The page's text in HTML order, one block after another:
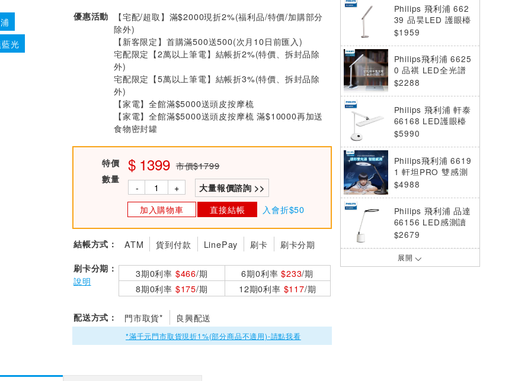
光
優惠活動
【宅配/超取】滿$2000現折2%(福利品/特價/加購部分
除外)
【新客限定】首購滿500送500(次月10日前匯入)
宅配限定【2萬以上筆電】結帳折2%(特價、拆封品除
外)
宅配限定【5萬以上筆電】結帳折3%(特價、拆封品除
外)
【家電】全館滿$5000送頭皮按摩梳
【家電】全館滿$5000送頭皮按摩梳 滿$10000再加送
食物密封罐
特價 1399 市價$1799
數量
- + 大量報價諮詢 >>
加入購物車 直接結帳 入會折$50
結帳方式： ATM 貨到付款 LinePay 刷卡 刷卡分期
刷卡分期：
說明
3期0利率 $466/期 6期0利率$233/期
8期0利率 $175/期 12期0利率 $117/期
配送方式： 門市取貨* 良興配送
*滿千元門市取貨現折1%(部分商品不適用)-請點我看
高雄鳳山店
網路訂購
*庫存數量：網路訂購(0)、少量庫存
(1~2)、現貨充足(3以上)。
*門市庫存以店內實際數量為準，可使
用專人服務或撥打門市電話洽詢。
Philips 飛利浦 662
39 品昊LED 護眼檯
燈 (PD049)
$1959
Philips飛利浦 6625
0 品祺 LED全光譜
讀寫護眼檯燈 PD05
$2288
Philips 飛利浦 軒泰
66168 LED護眼檯
燈 (PD002)
$5990
Philips飛利浦 6619
1 軒坦PRO 雙感測
智慧護眼檯燈 PD06
$4988
Philips 飛利浦 品達
66156 LED感測讀
寫護眼檯燈 (PD04
$2679
Philips飛利浦 6615
展開